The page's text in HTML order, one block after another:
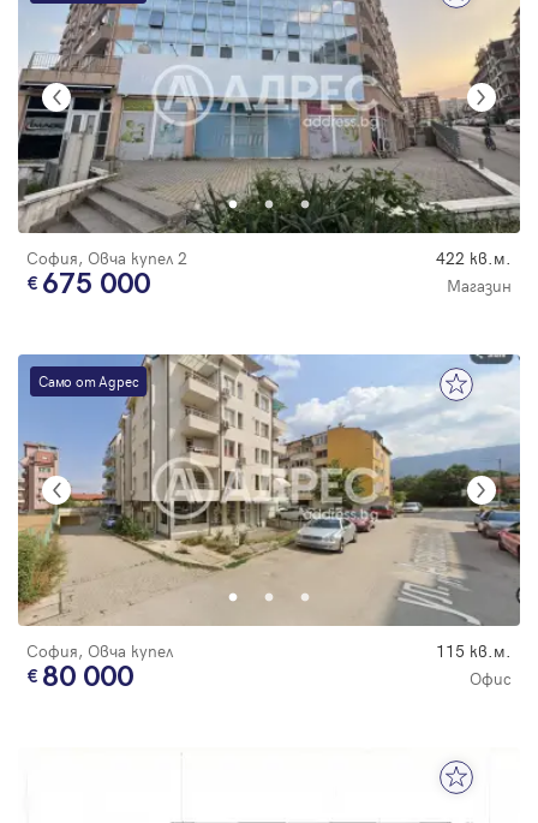
София, Овча купел 2 422 кв.м.
675 000 Магазин
Само от Адрес
София, Овча купел 115 кв.м.
80 000 Офис